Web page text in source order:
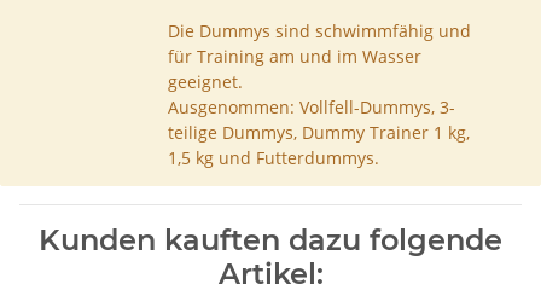
Die Dummys sind schwimmfähig und
für Training am und im Wasser
geeignet.
Ausgenommen: Vollfell-Dummys, 3-
teilige Dummys, Dummy Trainer 1 kg,
1,5 kg und Futterdummys.
Kunden kauften dazu folgende
Artikel: